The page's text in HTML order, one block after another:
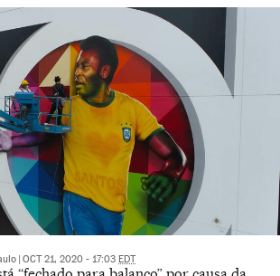
OCT 21, 2020 - 17:03 EDT